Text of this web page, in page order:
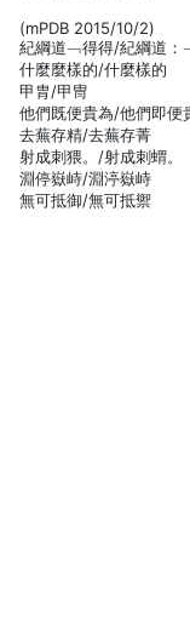
(mPDB 2015/10/2)
紀綱道﹁得得/紀綱道：
什麼麼樣的/什麼樣的
甲胄/甲冑
他們既便貴為/他們即便
去蕪存精/去蕪存菁
射成刺猥。/射成刺蝟。
淵停嶽峙/淵渟嶽峙
無可抵御/無可抵禦